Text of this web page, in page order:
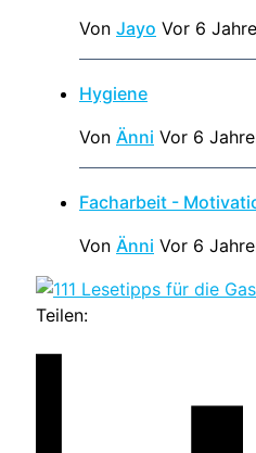
Von Jayo Vor 6
Hygiene
Von Änni Vor 6
Facharbeit -
Von Änni Vor 6
Teilen: